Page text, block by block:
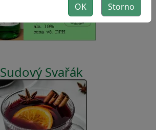
Sudový Svařák
OK Storno